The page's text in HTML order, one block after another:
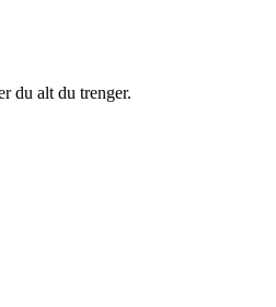
du alt du trenger.